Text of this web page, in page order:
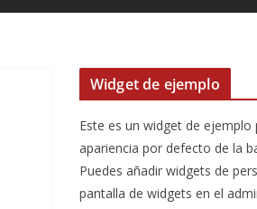
Widget de ejemplo
Este es un widget de
apariencia por defecto de la
Puedes añadir widgets de
pantalla de widgets en el